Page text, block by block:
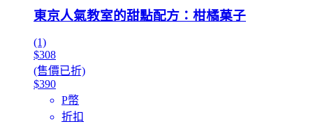
東京人氣教室的甜點配方：柑橘菓子
(1)
$308
(售價已折)
$390
P幣
折扣